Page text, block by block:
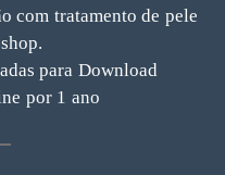
com tratamento de pele
para Download
por 1 ano